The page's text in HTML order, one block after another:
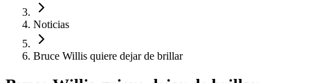
Noticias
Bruce Willis quiere dejar de brillar